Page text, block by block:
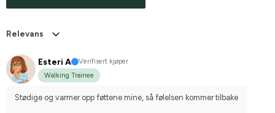
Relevans
Esteri A
Verifisert kjøper
Walking Trainee
Stødige og varmer opp føttene mine, så følelsen kommer tilbake